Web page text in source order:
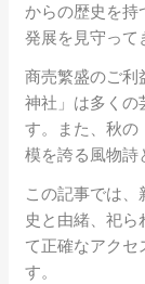
からの歴史を持
発展を見守って
商売繁盛のご利
神社」は多くの
す。また、秋の
模を誇る風物詩
この記事では
史と由緒、祀ら
て正確なアクセ
す。